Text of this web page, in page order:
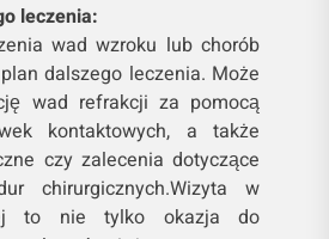
leczenia:
wad wzroku lub chorób
dalszego leczenia. Może
wad refrakcji za pomocą
kontaktowych, a także
czy zalecenia dotyczące
chirurgicznych.Wizyta w
to nie tylko okazja do